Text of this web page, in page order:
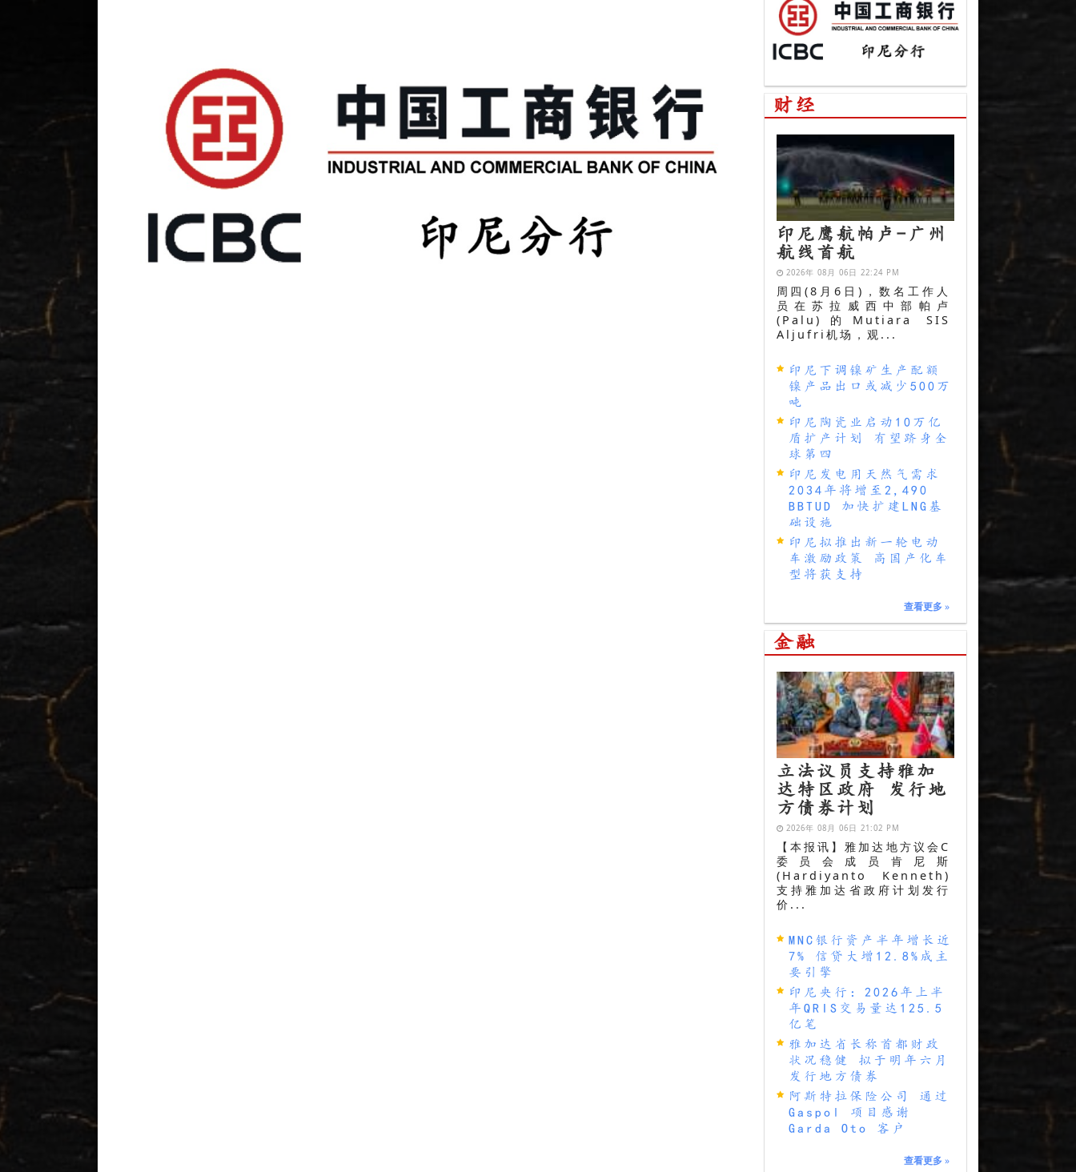
财经
印尼鹰航帕卢-广州
航线首航
2026年 08月 06日 22:24 PM
周四(8月6日)，数名工作人
员在苏拉威西中部帕卢
(Palu)的Mutiara SIS
Aljufri机场，观...
印尼下调镍矿生产配额
镍产品出口或减少500万
吨
印尼陶瓷业启动10万亿
盾扩产计划 有望跻身全
球第四
印尼发电用天然气需求
2034年将增至2,490
BBTUD 加快扩建LNG基
础设施
印尼拟推出新一轮电动
车激励政策 高国产化车
型将获支持
查看更多 »
金融
立法议员支持雅加
达特区政府 发行地
方债券计划
2026年 08月 06日 21:02 PM
【本报讯】雅加达地方议会C
委员会成员肯尼斯
(Hardiyanto Kenneth)
支持雅加达省政府计划发行
价...
MNC银行资产半年增长近
7% 信贷大增12.8%成主
要引擎
印尼央行：2026年上半
年QRIS交易量达125.5
亿笔
雅加达省长称首都财政
状况稳健 拟于明年六月
发行地方债券
阿斯特拉保险公司 通过
Gaspol 项目感谢
Garda Oto 客户
查看更多 »